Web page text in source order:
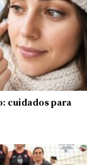
cuidados para